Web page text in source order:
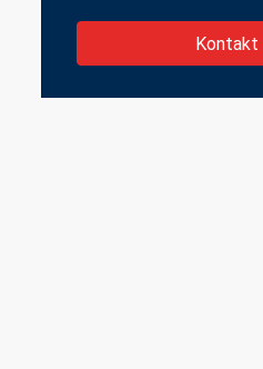
Kontakt